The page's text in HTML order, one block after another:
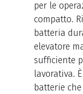
per le
compatto.
batteria
elevatore
sufficiente
lavorativa.
batterie